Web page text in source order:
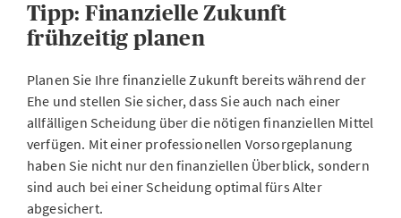
Tipp: Finanzielle Zukunft
frühzeitig planen
Planen Sie Ihre finanzielle Zukunft bereits während der
Ehe und stellen Sie sicher, dass Sie auch nach einer
allfälligen Scheidung über die nötigen finanziellen Mittel
verfügen. Mit einer professionellen Vorsorgeplanung
haben Sie nicht nur den finanziellen Überblick, sondern
sind auch bei einer Scheidung optimal fürs Alter
abgesichert.